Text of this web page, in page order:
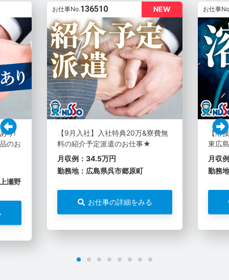
り!
のお
瀬野
NEW
お仕事No.136510
【9月入社】入社特典20万&寮費無
料の紹介予定派遣のお仕事★
月収例：34.5万円
勤務地：広島県呉市郷原町
お仕事の詳細をみる
お仕事
【溶
東広
月収
勤務